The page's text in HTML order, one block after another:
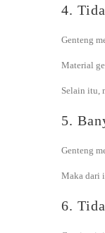
4.
Genteng
Material
Selain itu,
5.
Genteng
Maka dari
6.